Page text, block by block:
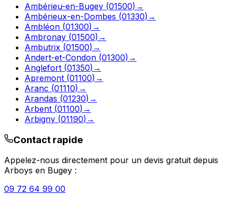
Ambérieu-en-Bugey (01500) →
Ambérieux-en-Dombes (01330) →
Ambléon (01300) →
Ambronay (01500) →
Ambutrix (01500) →
Andert-et-Condon (01300) →
Anglefort (01350) →
Apremont (01100) →
Aranc (01110) →
Arandas (01230) →
Arbent (01100) →
Arbigny (01190) →
Contact rapide
Appelez-nous directement pour un devis gratuit depuis
Arboys en Bugey :
09 72 64 99 00